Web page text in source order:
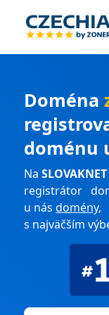
Doména
doménu
NaSLOVAKNET
registrátor
u násdomény
s najväčším